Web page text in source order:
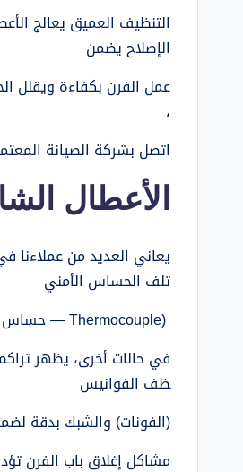
التنظيف العميق يعالج
الإصلاح يضمن
عمل الفرن بكفاءة ويقلل
،
اتصل بشركة الصيانة
الأعطال
يعاني العديد من عملاءنا
تلف الحساس الأمني
(Thermocouple — حساس حرارة أمان) ويتطلب فحصاً سريعاً من فني متخصص لتصليح المشكلة بأمان.
في حالات أخرى، يظهر
ظف الفوانيس
(الفونات) والشبك بدقة
مشاكل إغلاق باب الفرن